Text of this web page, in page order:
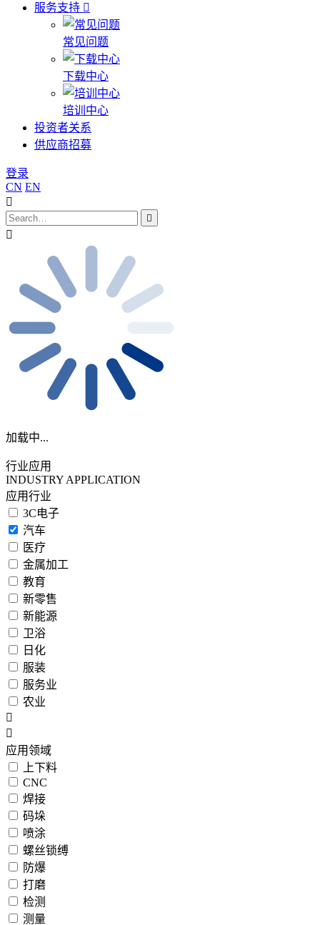
服务支持
常见问题
下载中心
培训中心
投资者关系
供应商招募
登录
CN EN
加载中...
行业应用
INDUSTRY APPLICATION
应用行业
3C电子
汽车
医疗
金属加工
教育
新零售
新能源
卫浴
日化
服装
服务业
农业
应用领域
上下料
CNC
焊接
码垛
喷涂
螺丝锁缚
防爆
打磨
检测
测量